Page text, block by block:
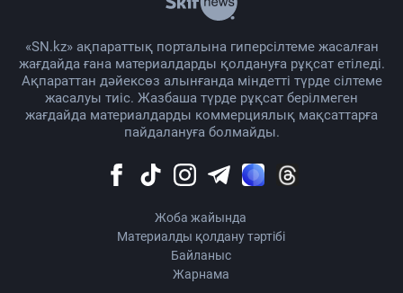
«SN.kz» ақпараттық порталына гиперсілтеме жасалған
жағдайда ғана материалдарды қолдануға рұқсат етіледі.
Ақпараттан дәйексөз алынғанда міндетті түрде сілтеме
жасалуы тиіс. Жазбаша түрде рұқсат берілмеген
жағдайда материалдарды коммерциялық мақсаттарға
пайдалануға болмайды.
Жоба жайында
Материалды қолдану тәртібі
Байланыс
Жарнама